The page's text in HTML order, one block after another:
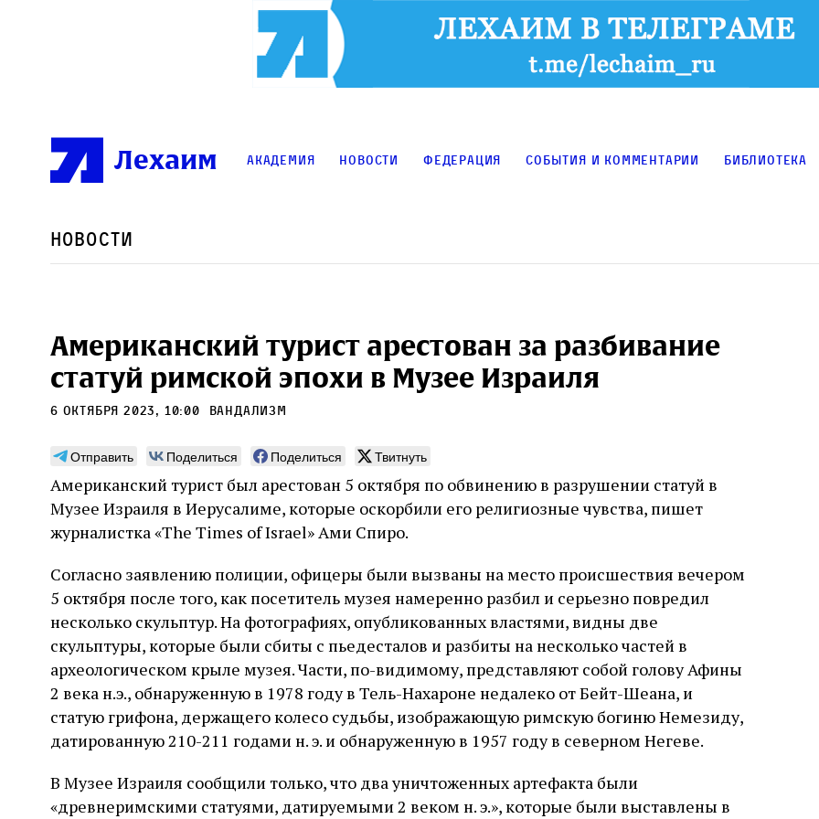
Лехаим Академия Новости Федерация События и комментарии Библиотека
Новости
Американский турист арестован за разбивание
статуй римской эпохи в Музее Израиля
6 октября 2023, 10:00 вандализм
Отправить Поделиться Поделиться Твитнуть
Американский турист был арестован 5 октября по обвинению в разрушении статуй в
Музее Израиля в Иерусалиме, которые оскорбили его религиозные чувства, пишет
журналистка «The Times of Israel» Ами Спиро.
Согласно заявлению полиции, офицеры были вызваны на место происшествия вечером
5 октября после того, как посетитель музея намеренно разбил и серьезно повредил
несколько скульптур. На фотографиях, опубликованных властями, видны две
скульптуры, которые были сбиты с пьедесталов и разбиты на несколько частей в
археологическом крыле музея. Части, по-видимому, представляют собой голову Афины
2 века н.э., обнаруженную в 1978 году в Тель-Нахароне недалеко от Бейт-Шеана, и
статую грифона, держащего колесо судьбы, изображающую римскую богиню Немезиду,
датированную 210-211 годами н. э. и обнаруженную в 1957 году в северном Негеве.
В Музее Израиля сообщили только, что два уничтоженных артефакта были
«древнеримскими статуями, датируемыми 2 веком н. э.», которые были выставлены в
Погромы 1929 года:
судьбу еврейского ишува
Примерно за полторы недели до начала
погромов Ребе совершал поездку по святым
местам Эрец‑Исраэль. Он посетил, в
частности, Пещеру праотцев и Западную
стену. Он, несомненно, почувствовал
необычайное напряжение и сознательно
отказался приходить к Стене в Тиша бе‑Ав,
чтобы не собирать вокруг себя большое
количество хасидов и жителей города и тем
5 августа Проверено временем
Александр
Ицкович
Монтажник фирмы «Топф
По мере того как росло количество
концентрационных лагерей и узников
становилось все больше, без кремационных
печей Прюфера было не обойтись. Cжигая
тела прямо в лагере, нацисты не только
оставались верны своему архаичному культу
смерти, но и скрывали от населения соседних
городов, сколько узников погибало каждый
день в этих жутких местах
2 августа
Неразрезанные страницы
Фредиано Сесси. Перевод с итальянского
Ксении Тименчик
В этой атмосфере напряжения
еврейская община
символический жест: в
полковника устанавливает на
бронзовую плиту с ангелом,
Фалькона и звездой Давида с
иврите. Это был акт
еврейская община не
осуждает радикалов и
7 августа